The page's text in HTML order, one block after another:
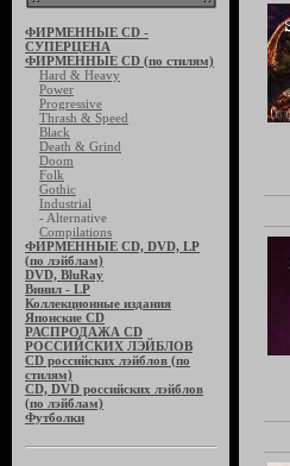
ФИРМЕННЫЕ CD -
СУПЕРЦЕНА
ФИРМЕННЫЕ CD (по стилям)
Hard & Heavy
Power
Progressive
Thrash & Speed
Black
Death & Grind
Doom
Folk
Gothic
Industrial
- Alternative
Compilations
ФИРМЕННЫЕ CD, DVD, LP
(по лэйблам)
DVD, BluRay
Винил - LP
Коллекционные издания
Японские CD
РАСПРОДАЖА CD
РОССИЙСКИХ ЛЭЙБЛОВ
CD российских лэйблов (по
стилям)
CD, DVD российских лэйблов
(по лэйблам)
Футболки